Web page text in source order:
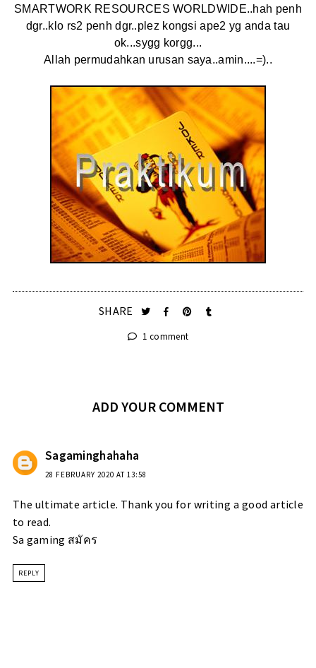
SMARTWORK RESOURCES WORLDWIDE..hah penh
dgr..klo rs2 penh dgr..plez kongsi ape2 yg anda tau
ok...sygg korgg...
Allah permudahkan urusan saya..amin....=)..
SHARE
1 comment
ADD YOUR COMMENT
Sagaminghahaha
28 FEBRUARY 2020 AT 13:58
The ultimate article. Thank you for writing a good article
to read.
Sa gaming สมัคร
REPLY